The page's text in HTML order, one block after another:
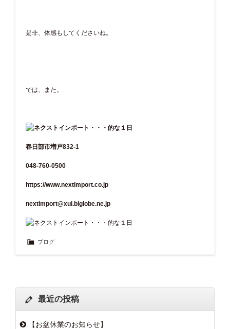
是非、体感もしてくださいね。
では、また。
春日部市増戸832-1
048-760-0500
https://www.nextimport.co.jp
nextimport@xui.biglobe.ne.jp
ブログ
最近の投稿
【お盆休業のお知らせ】